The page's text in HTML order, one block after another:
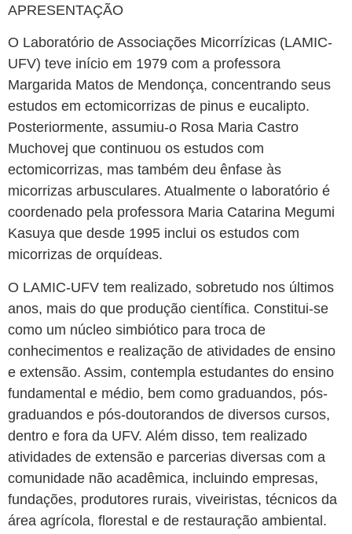
APRESENTAÇÃO
O Laboratório de Associações Micorrízicas (LAMIC-
UFV) teve início em 1979 com a professora
Margarida Matos de Mendonça, concentrando seus
estudos em ectomicorrizas de pinus e eucalipto.
Posteriormente, assumiu-o Rosa Maria Castro
Muchovej que continuou os estudos com
ectomicorrizas, mas também deu ênfase às
micorrizas arbusculares. Atualmente o laboratório é
coordenado pela professora Maria Catarina Megumi
Kasuya que desde 1995 inclui os estudos com
micorrizas de orquídeas.
O LAMIC-UFV tem realizado, sobretudo nos últimos
anos, mais do que produção científica. Constitui-se
como um núcleo simbiótico para troca de
conhecimentos e realização de atividades de ensino
e extensão. Assim, contempla estudantes do ensino
fundamental e médio, bem como graduandos, pós-
graduandos e pós-doutorandos de diversos cursos,
dentro e fora da UFV. Além disso, tem realizado
atividades de extensão e parcerias diversas com a
comunidade não acadêmica, incluindo empresas,
fundações, produtores rurais, viveiristas, técnicos da
área agrícola, florestal e de restauração ambiental.